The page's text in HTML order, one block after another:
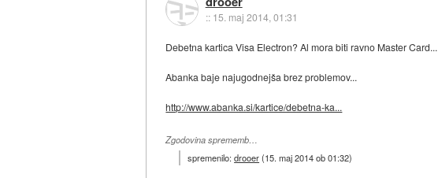
:: 15. maj 2014, 01:31
Debetna kartica Visa Electron? Al mora biti ravno Master Card...
Abanka baje najugodnejša brez problemov...
http://www.abanka.si/kartice/debetna-ka...
Zgodovina sprememb…
spremenilo:drooer(15. maj 2014 ob 01:32)